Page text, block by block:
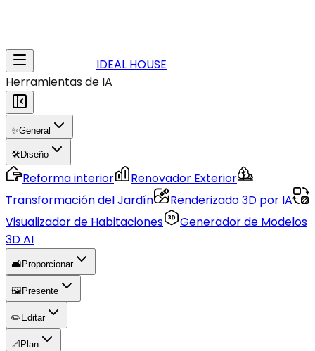
IDEAL HOUSE
Herramientas de IA
✨General
🛠️Diseño
Reforma interior
Renovador Exterior
Transformación del Jardín
Renderizado 3D por IA
Visualizador de Habitaciones
Generador de Modelos
3D AI
🛋️Proporcionar
🖼️ Presente
✏️ Editar
📐 Plan